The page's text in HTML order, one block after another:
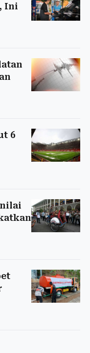
Ini
6